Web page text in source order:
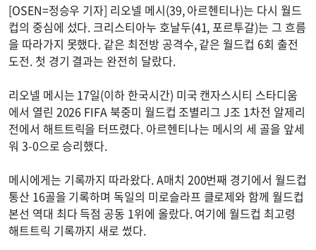
[OSEN=정승우 기자] 리오넬 메시(39, 아르헨티나)는 다시 월드
컵의 중심에 섰다. 크리스티아누 호날두(41, 포르투갈)는 그 흐름
을 따라가지 못했다. 같은 최전방 공격수, 같은 월드컵 6회 출전
도전. 첫 경기 결과는 완전히 달랐다.
리오넬 메시는 17일(이하 한국시간) 미국 캔자스시티 스타디움
에서 열린 2026 FIFA 북중미 월드컵 조별리그 J조 1차전 알제리
전에서 해트트릭을 터뜨렸다. 아르헨티나는 메시의 세 골을 앞세
워 3-0으로 승리했다.
메시에게는 기록까지 따라왔다. A매치 200번째 경기에서 월드컵
통산 16골을 기록하며 독일의 미로슬라프 클로제와 함께 월드컵
본선 역대 최다 득점 공동 1위에 올랐다. 여기에 월드컵 최고령
해트트릭 기록까지 새로 썼다.